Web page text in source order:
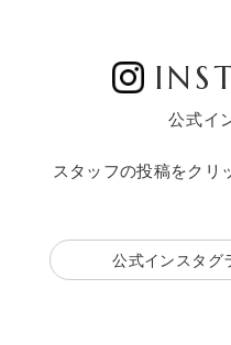
公式イ
スタッフの投稿をクリ
公式インスタグ